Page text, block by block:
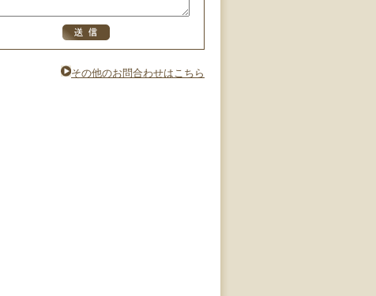
その他のお問合わせはこちら